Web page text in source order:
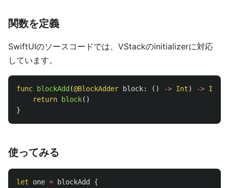
関数を定義
SwiftUIのソースコードでは、VStackのinitializerに対応
しています。
func blockAdd (@BlockAdder block: () -> Int) -> Int
return
block()
}
使ってみる
let one = blockAdd
{